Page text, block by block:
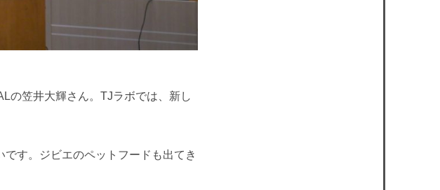
の笠井大輝さん。TJラボでは、新し
す。ジビエのペットフードも出てき